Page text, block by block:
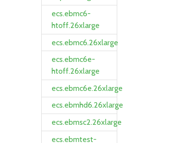
ecs.ebmc6-
htoff.26xlarge
ecs.ebmc6.26xlarge
ecs.ebmc6e-
htoff.26xlarge
ecs.ebmc6e.26xlarge
ecs.ebmhd6.26xlarge
ecs.ebmsc2.26xlarge
ecs.ebmtest-